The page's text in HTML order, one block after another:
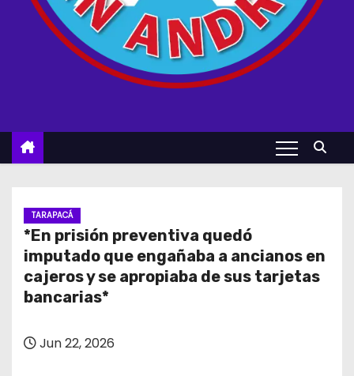
TARAPACÁ
*En prisión preventiva quedó
imputado que engañaba a ancianos en
cajeros y se apropiaba de sus tarjetas
bancarias*
Jun 22, 2026